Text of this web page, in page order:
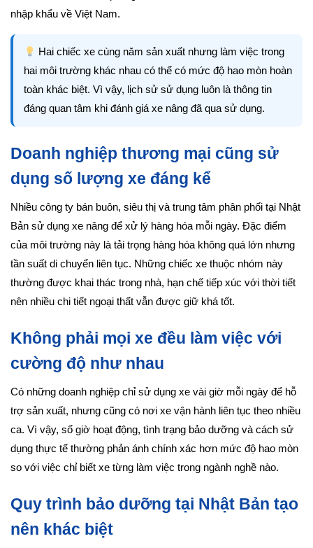
nhập khẩu về Việt Nam.
Hai chiếc xe cùng năm sản xuất nhưng làm việc trong
hai môi trường khác nhau có thể có mức độ hao mòn hoàn
toàn khác biệt. Vì vậy, lịch sử sử dụng luôn là thông tin
đáng quan tâm khi đánh giá xe nâng đã qua sử dụng.
Doanh nghiệp thương mại cũng sử
dụng số lượng xe đáng kể
Nhiều công ty bán buôn, siêu thị và trung tâm phân phối tại Nhật
Bản sử dụng xe nâng để xử lý hàng hóa mỗi ngày. Đặc điểm
của môi trường này là tải trọng hàng hóa không quá lớn nhưng
tần suất di chuyển liên tục. Những chiếc xe thuộc nhóm này
thường được khai thác trong nhà, hạn chế tiếp xúc với thời tiết
nên nhiều chi tiết ngoại thất vẫn được giữ khá tốt.
Không phải mọi xe đều làm việc với
cường độ như nhau
Có những doanh nghiệp chỉ sử dụng xe vài giờ mỗi ngày để hỗ
trợ sản xuất, nhưng cũng có nơi xe vận hành liên tục theo nhiều
ca. Vì vậy, số giờ hoạt động, tình trạng bảo dưỡng và cách sử
dụng thực tế thường phản ánh chính xác hơn mức độ hao mòn
so với việc chỉ biết xe từng làm việc trong ngành nghề nào.
Quy trình bảo dưỡng tại Nhật Bản tạo
nên khác biệt